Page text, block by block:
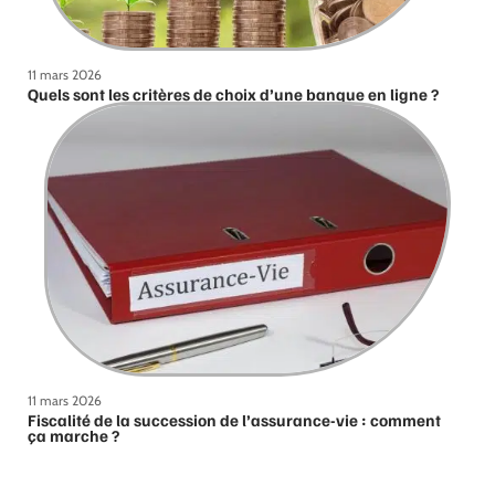
11 mars 2026
Quels sont les critères de choix d’une banque en ligne ?
11 mars 2026
Fiscalité de la succession de l’assurance-vie : comment
ça marche ?